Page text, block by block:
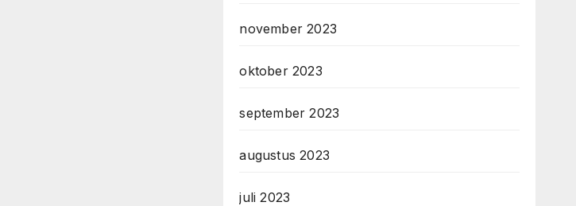
november 2023
oktober 2023
september 2023
augustus 2023
juli 2023